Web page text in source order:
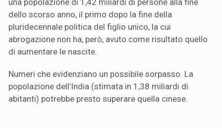
dello scorso anno, il primo dopo la fine della
pluridecennale politica del figlio unico, la cui
abrogazione non ha, però, avuto come risultato quello
di aumentare le nascite.
Numeri che evidenziano un possibile sorpasso. La
popolazione dell’India (stimata in 1,38 miliardi di
abitanti) potrebbe presto superare quella cinese.